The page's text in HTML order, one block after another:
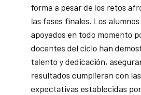
forma a pesar de los retos
las fases finales. Los
apoyados en todo momento
docentes del ciclo han
talento y dedicación,
resultados cumplieran con
expectativas establecidas